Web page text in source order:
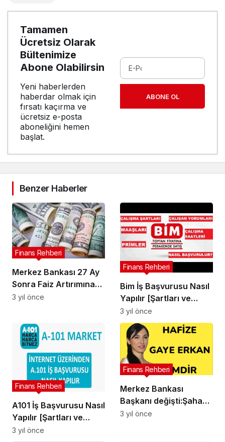
Tamamen
Ücretsiz Olarak
Bültenimize
Abone Olabilirsin
Yeni haberlerden
haberdar olmak için
fırsatı kaçırma ve
ücretsiz e-posta
aboneliğini hemen
başlat.
ABONE OL
Benzer Haberler
Merkez Bankası 27 Ay
Sonra Faiz Artırımına
Gitti Dolar Rekor Kırdı
Finans Rehberi
3 yıl önce
Bim İş Başvurusu Nasıl
Yapılır [Şartları ve
Maaşları]
Finans Rehberi
3 yıl önce
A101 İş Başvurusu Nasıl
Yapılır [Şartları ve
Maaşları]
Finans Rehberi
3 yıl önce
Merkez Bankası
Başkanı değişti:Şahap
Kavcıoğlu görevden
Finans Rehberi
3 yıl önce